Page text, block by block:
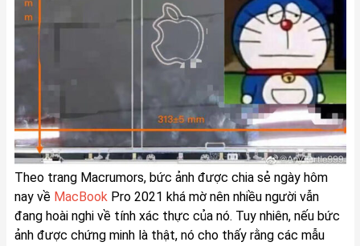
Theo trang Macrumors, bức ảnh được chia sẻ ngày hôm
nay về MacBookPro 2021 khá mờ nên nhiều người vẫn
đang hoài nghi về tính xác thực của nó. Tuy nhiên, nếu bức
ảnh được chứng minh là thật, nó cho thấy rằng các mẫu